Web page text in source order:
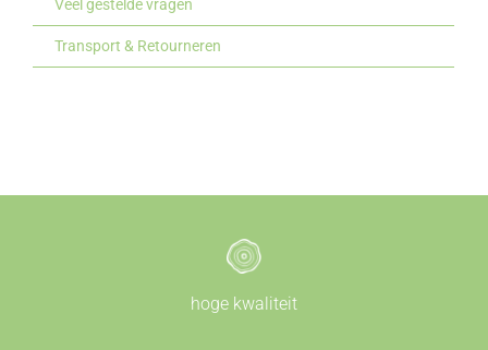
Veel gestelde vragen
Transport & Retourneren
hoge kwaliteit